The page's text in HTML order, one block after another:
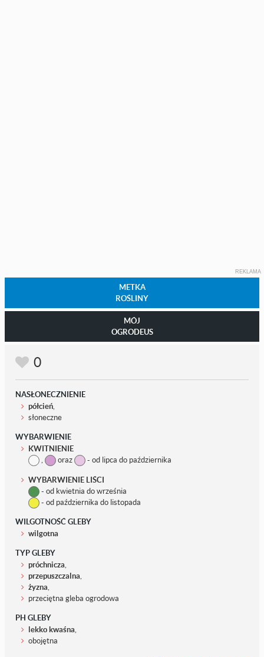
REKLAMA
METKA
ROŚLINY
MÓJ
OGRODEUS
0
NASŁONECZNIENIE
półcień,
słoneczne
WYBARWIENIE
KWITNIENIE
,
oraz - od lipca do października
WYBARWIENIE LIŚCI
- od kwietnia do września
- od października do listopada
WILGOTNOŚĆ GLEBY
wilgotna
TYP GLEBY
próchnicza,
przepuszczalna,
żyzna,
przeciętna gleba ogrodowa
PH GLEBY
lekko kwaśna,
obojętna